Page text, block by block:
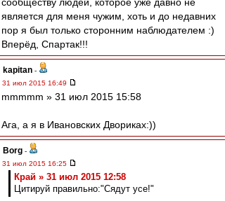
является для меня чужим, хоть и до недавних
пор я был только сторонним наблюдателем :)
Вперёд, Спартак!!!
kapitan -
31 июл 2015 16:49
mmmmm » 31 июл 2015 15:58
Ага, а я в Ивановских Двориках:))
Borg -
31 июл 2015 16:25
Край » 31 июл 2015 12:58
Цитируй правильно:"Сядут усе!"